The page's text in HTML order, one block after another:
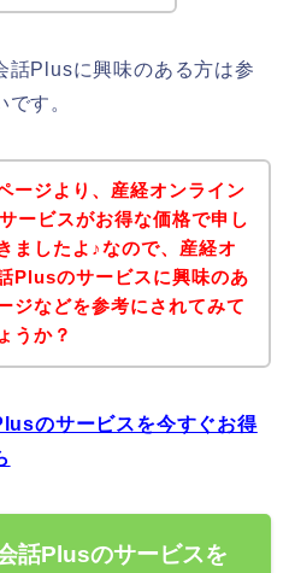
話Plusに興味のある方は参
す。
ージより、産経オンライン
ービスがお得な価格で申し
ましたよ♪なので、産経オ
Plusのサービスに興味のあ
ジなどを参考にされてみて
うか？
のサービスを今すぐお得
話Plusのサービスを